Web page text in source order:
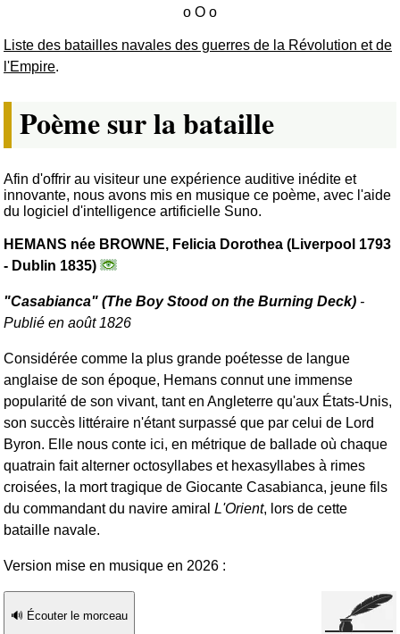
Liste des batailles navales des guerres de la Révolution et de
l'Empire.
Poème sur la bataille
Afin d'offrir au visiteur une expérience auditive inédite et
innovante, nous avons mis en musique ce poème, avec l'aide
du logiciel d'intelligence artificielle Suno.
HEMANS née BROWNE, Felicia Dorothea (Liverpool 1793
- Dublin 1835)
"Casabianca" (The Boy Stood on the Burning Deck) -
Publié en août 1826
Considérée comme la plus grande poétesse de langue
anglaise de son époque, Hemans connut une immense
popularité de son vivant, tant en Angleterre qu'aux États-Unis,
son succès littéraire n'étant surpassé que par celui de Lord
Byron. Elle nous conte ici, en métrique de ballade où chaque
quatrain fait alterner octosyllabes et hexasyllabes à rimes
croisées, la mort tragique de Giocante Casabianca, jeune fils
du commandant du navire amiral L'Orient, lors de cette
bataille navale.
Version mise en musique en 2026 :
🔊 Écouter le morceau